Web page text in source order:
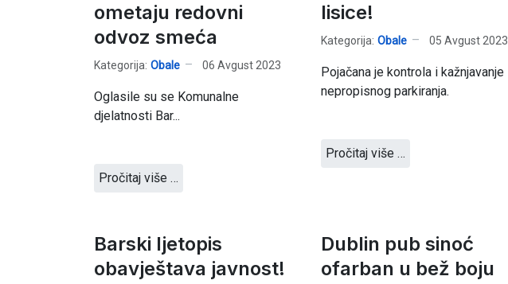
ometaju redovni
odvoz smeća
Kategorija: Obale 06 Avgust 2023
Oglasile su se Komunalne
djelatnosti Bar...
Pročitaj više …
lisice!
Kategorija: Obale 05 Avgust 2023
Pojačana je kontrola i kažnjavanje
nepropisnog parkiranja.
Pročitaj više …
Barski ljetopis
obavještava javnost!
Dublin pub sinoć
ofarban u bež boju